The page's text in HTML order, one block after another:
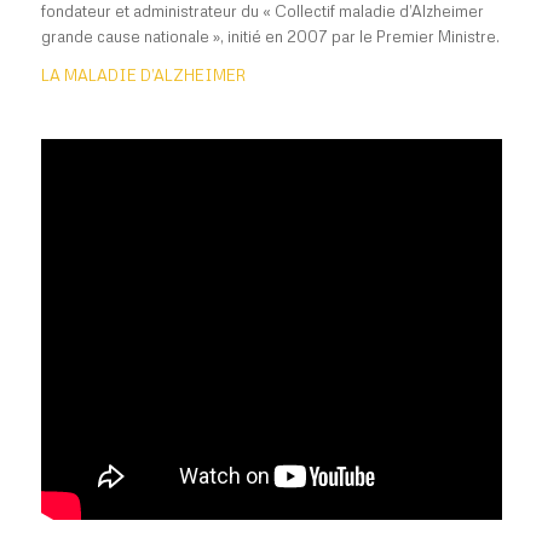
fondateur et administrateur du « Collectif maladie d’Alzheimer
grande cause nationale », initié en 2007 par le Premier Ministre.
LA MALADIE D’ALZHEIMER